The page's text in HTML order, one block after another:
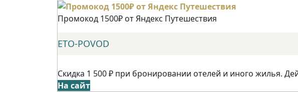
Промокод 1500₽ от Яндекс Путешествия
ETO-POVOD
Скидка 1 500 ₽ при бронировании отелей и иного жилья.
На сайт